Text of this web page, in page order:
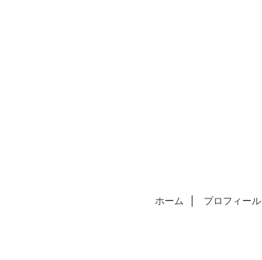
ホーム プロフィール